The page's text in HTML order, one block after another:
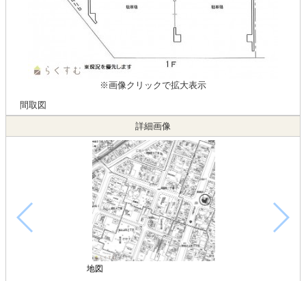
※画像クリックで拡大表示
間取図
詳細画像
地図